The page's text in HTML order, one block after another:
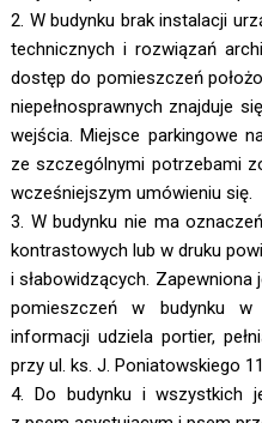
2. W budynku brak instalacji
technicznych i rozwiązań
dostęp do pomieszczeń
niepełnosprawnych znajduje
wejścia. Miejsce parkingowe
ze szczególnymi potrzebami
wcześniejszym umówieniu się.
3. W budynku nie ma
kontrastowych lub w druku
i słabowidzących.
pomieszczeń w budynku
informacji udziela portier,
przy ul. ks. J. Poniatowskiego
4. Do budynku i wszystkich